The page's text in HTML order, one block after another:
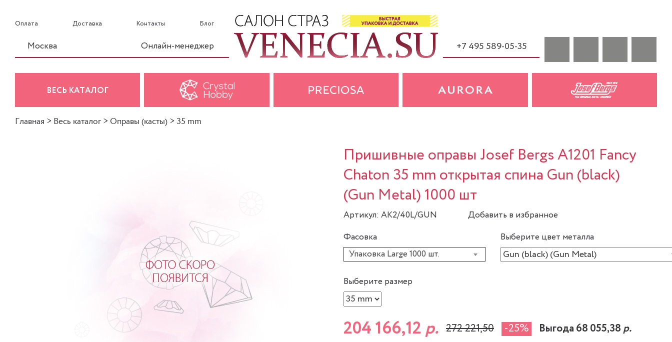
Оплата Доставка Контакты Блог
Москва Онлайн-менеджер +7 495 589-05-35
ВЕСЬ КАТАЛОГ
Главная > Весь каталог > Оправы (касты) > 35 mm
Пришивные оправы Josef Bergs A1201 Fancy
Chaton 35 mm открытая спина Gun (black)
(Gun Metal) 1000 шт
Артикул: AK2/40L/GUN
Добавить в избранное
Фасовка
Упаковка Large 1000 шт.
Выберите цвет металла
Выберите размер
204 166,12 р. 272 221,50 -25% Выгода 68 055,38р.